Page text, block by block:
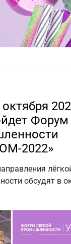
Форум
2022»
обсудят в